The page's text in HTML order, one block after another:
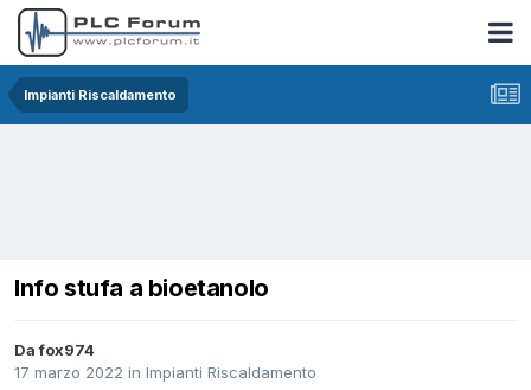
Impianti Riscaldamento
Info stufa a bioetanolo
Da fox974
17 marzo 2022 in Impianti Riscaldamento